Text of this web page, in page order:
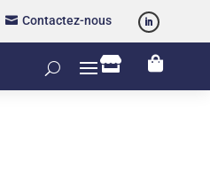
 Contactez-nous
 